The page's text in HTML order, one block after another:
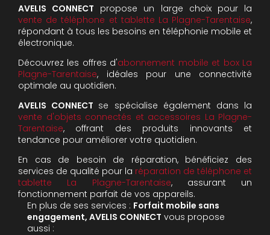
AVELIS CONNECT propose un large choix pour la
vente de téléphone et tablette La Plagne-Tarentaise,
répondant à tous les besoins en téléphonie mobile et
électronique.
Découvrez les offres d'abonnement mobile et box La
Plagne-Tarentaise, idéales pour une connectivité
optimale au quotidien.
AVELIS CONNECT se spécialise également dans la
vente d'objets connectés et accessoires La Plagne-
Tarentaise, offrant des produits innovants et
tendance pour améliorer votre quotidien.
En cas de besoin de réparation, bénéficiez des
services de qualité pour la réparation de téléphone et
tablette La Plagne-Tarentaise, assurant un
fonctionnement parfait de vos appareils.
En plus de ses services : Forfait mobile sans
engagement, AVELIS CONNECT vous propose
aussi :